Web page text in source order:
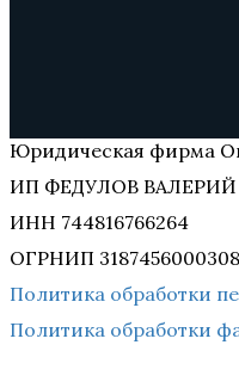
Юридическая фирма
ИП ФЕДУЛОВ
ИНН 744816766264
ОГРНИП
Политика обработки
Политика обработки